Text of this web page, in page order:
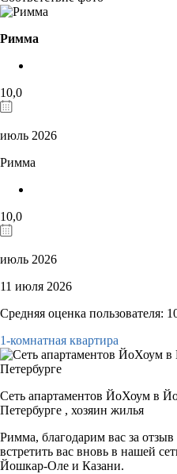
Римма
10,0
июль 2026
Римма
10,0
июль 2026
11 июля 2026
Средняя оценка пользователя:
1-комнатная квартира
Сеть апартаментов ЙоХоум в
Петербурге , хозяин жилья
Римма, благодарим вас за
встретить вас вновь в нашей
Йошкар-Оле и Казани.